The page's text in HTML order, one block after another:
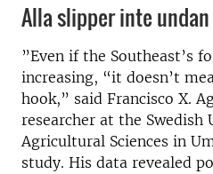
Alla slipper inte undan
”Even if the Southeast’s
increasing, “it doesn’t
hook,” said Francisco X.
researcher at the Swedish
Agricultural Sciences in
study. His data revealed